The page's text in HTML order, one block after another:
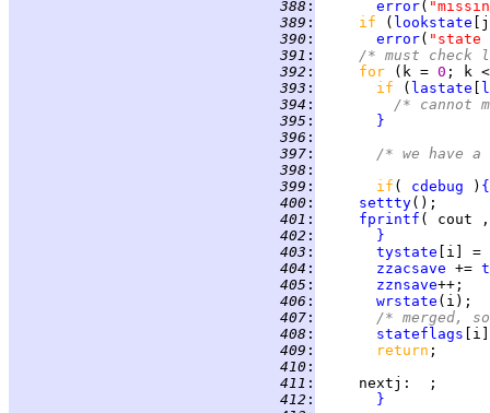
388 : error(
389 : if ( lookstate
390 : error( "state
391 :
/* must check
392 : for (k = 0 ; k
393 : if ( lastate
394 :
/* cannot
395 :
}
396 :
397 :
/* we have
398 :
399 : if ( cdebug ) {
400 : settty
401 : fprintf ( cout
402 :
}
403 :
tystate
404 : zzacsave +=
405 : zznsave
406 : wrstate
407 :
/* merged,
408 : stateflags
409 : return
410 :
411 : nextj
412 :
}